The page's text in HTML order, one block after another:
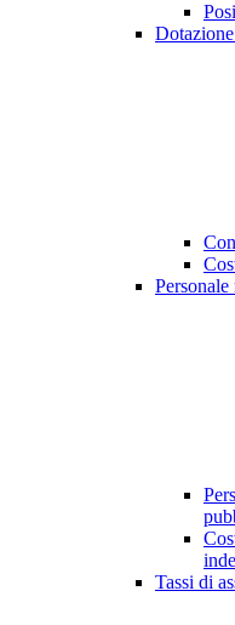
Tassi di